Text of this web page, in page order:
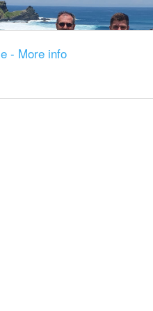
- More info